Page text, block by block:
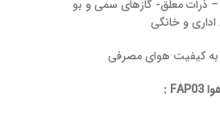
ذرات معلق- گازهای سمی و بو
و خانگی